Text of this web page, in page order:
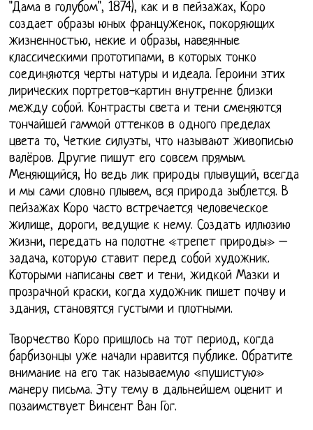
"Дама в голубом", 1874), как и в пейзажах, Коро
создает образы юных француженок, покоряющих
жизненностью, некие и образы, навеянные
классическими прототипами, в которых тонко
соединяются черты натуры и идеала. Героини этих
лирических портретов-картин внутренне близки
между собой. Контрасты света и тени сменяются
тончайшей гаммой оттенков в одного пределах
цвета то, Четкие силуэты, что называют живописью
валёров. Другие пишут его совсем прямым.
Меняющийся, Но ведь лик природы плывущий, всегда
и мы сами словно плывем, вся природа зыблется. В
пейзажах Коро часто встречается человеческое
жилище, дороги, ведущие к нему. Создать иллюзию
жизни, передать на полотне «трепет природы» –
задача, которую ставит перед собой художник.
Которыми написаны свет и тени, жидкой Мазки и
прозрачной краски, когда художник пишет почву и
здания, становятся густыми и плотными.
Творчество Коро пришлось на тот период, когда
барбизонцы уже начали нравится публике. Обратите
внимание на его так называемую «пушистую»
манеру письма. Эту тему в дальнейшем оценит и
позаимствует Винсент Ван Гог.